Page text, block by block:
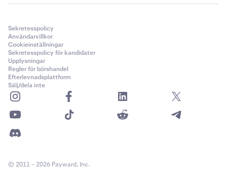
Sekretesspolicy
Användarvillkor
Cookieinställningar
Sekretesspolicy för kandidater
Upplysningar
Regler för börshandel
Efterlevnadsplattform
Sälj/dela inte
© 2011 – 2026 Payward, Inc.